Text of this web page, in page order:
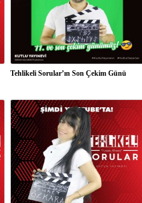
Tehlikeli Sorular’ın Son Çekim Günü